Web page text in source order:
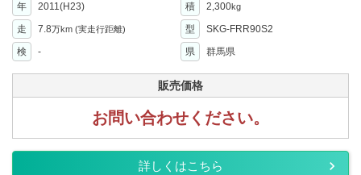
年
2011(H23) 積 2,300kg
走 7.8万km (実走行距離) 型
SKG-FRR90S2
検
- 県 群馬県
販売価格
お問い合わせください。
詳しくはこちら